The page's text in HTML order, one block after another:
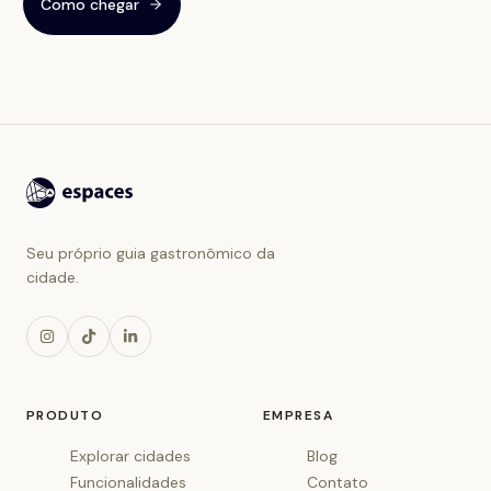
Seu próprio guia gastronômico da
cidade.
PRODUTO
Explorar cidades
Funcionalidades
EMPRESA
Blog
Contato